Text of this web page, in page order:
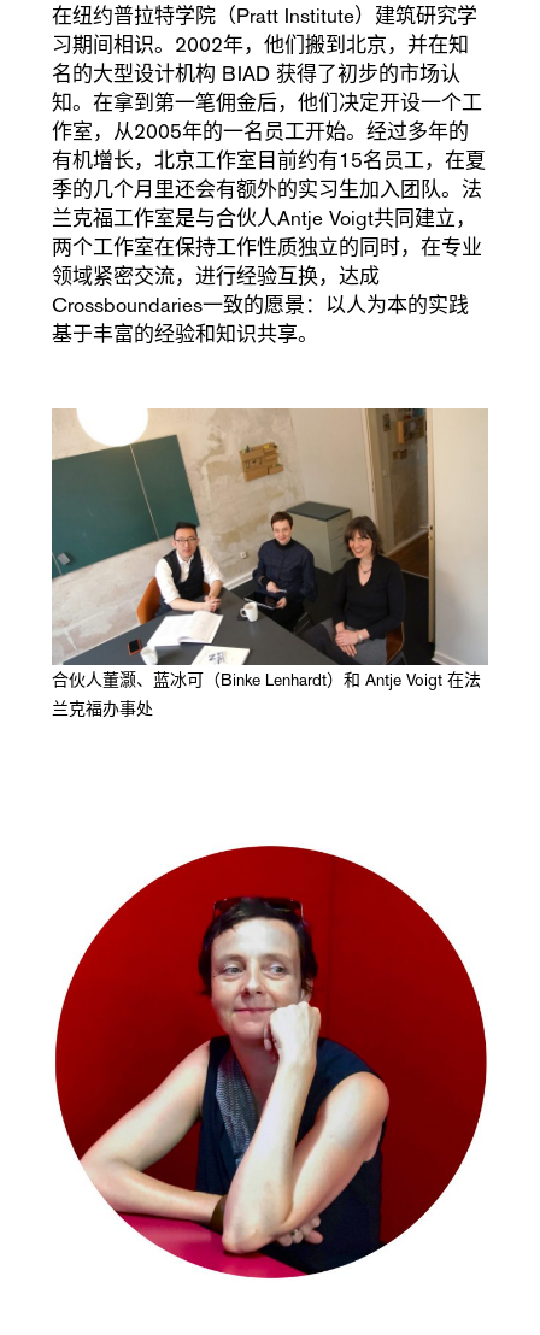
在纽约普拉特学院（Pratt Institute）建筑研究学
习期间相识。2002年，他们搬到北京，并在知
名的大型设计机构 BIAD 获得了初步的市场认
知。在拿到第一笔佣金后，他们决定开设一个工
作室，从2005年的一名员工开始。经过多年的
有机增长，北京工作室目前约有15名员工，在夏
季的几个月里还会有额外的实习生加入团队。法
兰克福工作室是与合伙人Antje Voigt共同建立，
两个工作室在保持工作性质独立的同时，在专业
领域紧密交流，进行经验互换，达成
Crossboundaries一致的愿景：以人为本的实践
基于丰富的经验和知识共享。
合伙人董灏、蓝冰可（Binke Lenhardt）和 Antje Voigt 在法
兰克福办事处